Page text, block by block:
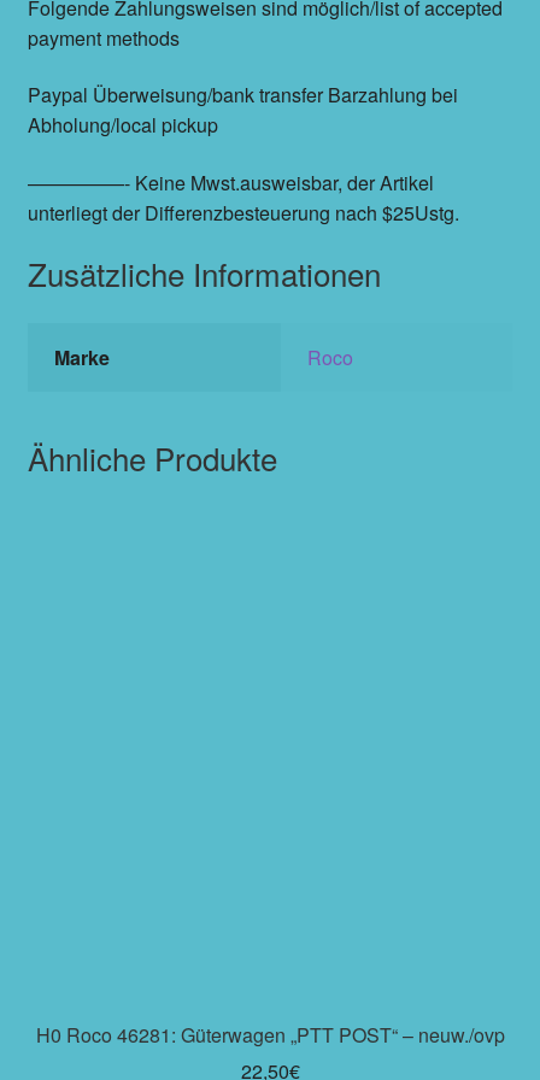
Folgende Zahlungsweisen sind möglich/list of accepted
payment methods
Paypal Überweisung/bank transfer Barzahlung bei
Abholung/local pickup
—————- Keine Mwst.ausweisbar, der Artikel
unterliegt der Differenzbesteuerung nach $25Ustg.
Zusätzliche Informationen
Marke Roco
Ähnliche Produkte
H0 Roco 46281: Güterwagen „PTT POST“ – neuw./ovp
22,50€